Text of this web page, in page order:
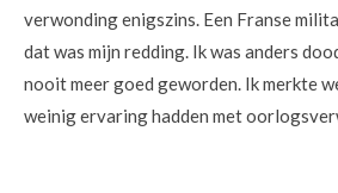
verwonding enigszins. Een Franse
dat was mijn redding. Ik was anders
nooit meer goed geworden. Ik merkte
weinig ervaring hadden met